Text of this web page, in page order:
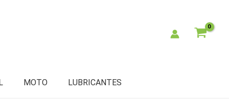
MOTO LUBRICANTES